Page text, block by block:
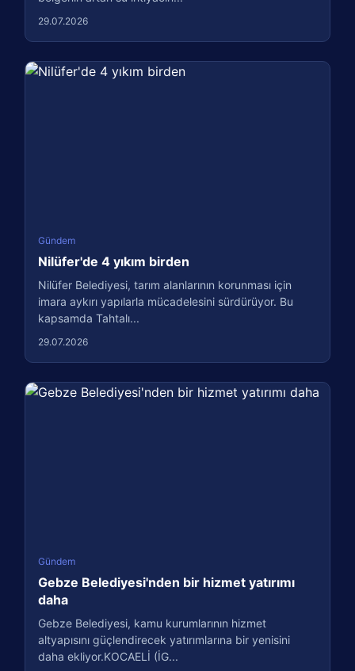
29.07.2026
Gündem
Nilüfer'de 4 yıkım birden
Nilüfer Belediyesi, tarım alanlarının korunması için
imara aykırı yapılarla mücadelesini sürdürüyor. Bu
kapsamda Tahtalı...
29.07.2026
Gündem
Gebze Belediyesi'nden bir hizmet yatırımı
daha
Gebze Belediyesi, kamu kurumlarının hizmet
altyapısını güçlendirecek yatırımlarına bir yenisini
daha ekliyor.KOCAELİ (İG...